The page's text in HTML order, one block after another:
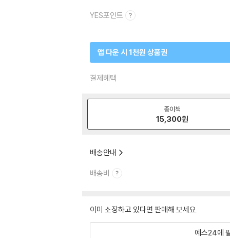
YES포인트
앱 다운 시 1천원 상품권
결제혜택
종이책
15,300원
배송안내
배송비
이미 소장하고 있다면 판매해 보세요.
예스24에